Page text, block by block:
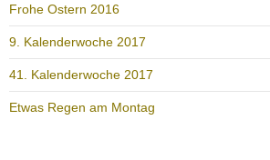
Frohe Ostern 2016
9. Kalenderwoche 2017
41. Kalenderwoche 2017
Etwas Regen am Montag